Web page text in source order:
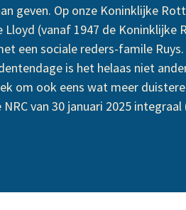
geven. Op onze Koninklijke
(vanaf 1947 de Koninklijke
een sociale reders-famile
is het helaas niet
om ook eens wat meer
van 30 januari 2025